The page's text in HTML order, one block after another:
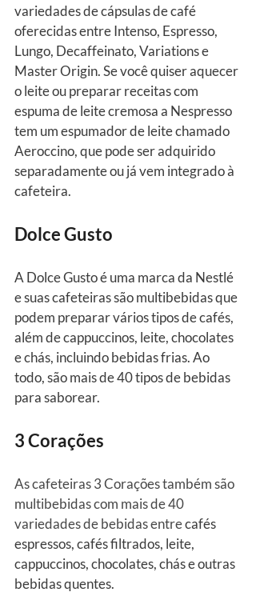
variedades de cápsulas de café
oferecidas entre Intenso, Espresso,
Lungo, Decaffeinato, Variations e
Master Origin. Se você quiser aquecer
o leite ou preparar receitas com
espuma de leite cremosa a Nespresso
tem um espumador de leite chamado
Aeroccino, que pode ser adquirido
separadamente ou já vem integrado à
cafeteira.
Dolce Gusto
A Dolce Gusto é uma marca da Nestlé
e suas cafeteiras são multibebidas que
podem preparar vários tipos de cafés,
além de cappuccinos, leite, chocolates
e chás, incluindo bebidas frias. Ao
todo, são mais de 40 tipos de bebidas
para saborear.
3 Corações
As cafeteiras 3 Corações também são
multibebidas com mais de 40
variedades de bebidas entre cafés
espressos, cafés filtrados, leite,
cappuccinos, chocolates, chás e outras
bebidas quentes.